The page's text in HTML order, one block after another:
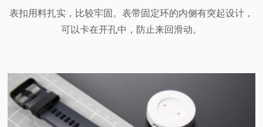
表扣用料扎实，比较牢固。表带固定环的内侧有突起设计，
可以卡在开孔中，防止来回滑动。